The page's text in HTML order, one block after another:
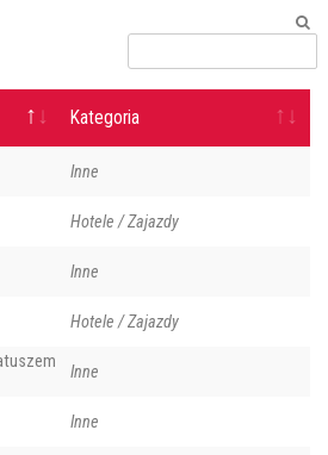
Kategoria
Inne
Hotele / Zajazdy
Inne
Hotele / Zajazdy
Inne
Inne